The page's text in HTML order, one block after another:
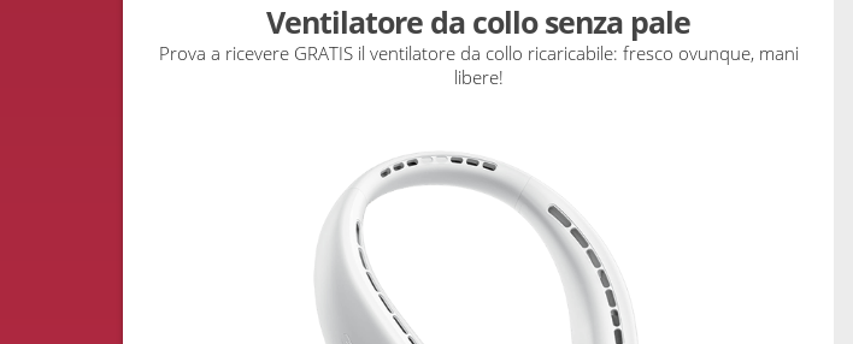
Ventilatore da collo senza pale
Prova a ricevere GRATIS il ventilatore da collo ricaricabile: fresco ovunque, mani
libere!